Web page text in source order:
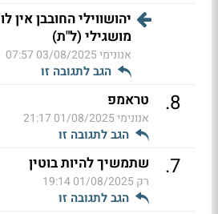
יהושווילי החובבן אין לו
מושגילי (ל"ת)
אנונימי03/08/2025 07:57
הגב לתגובה זו
8
. טראמפ
אנונימי01/08/2025 21:17
הגב לתגובה זו
7
. שתמשיך להיות בוטין
רק01/08/2025 19:14
הגב לתגובה זו